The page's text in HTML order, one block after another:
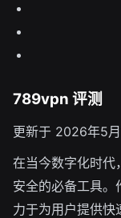
789vpn 评测
更新于 2026年5
在当今数字化时代
安全的必备工具。
力于为用户提供快